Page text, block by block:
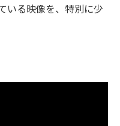
いる映像を、特別に少